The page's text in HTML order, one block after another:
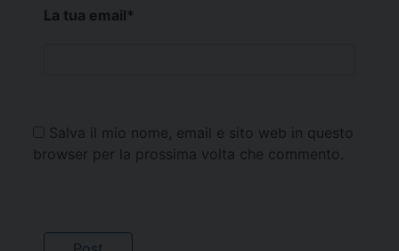
La tua email*
Salva il mio nome, email e sito web in questo
browser per la prossima volta che commento.